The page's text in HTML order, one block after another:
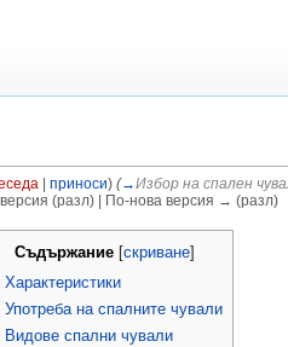
приноси) (→Избор на спален
(разл) | По-нова версия → (разл)
Съдържание [скриване]
Характеристики
Употреба на спалните чували
Видове спални чували